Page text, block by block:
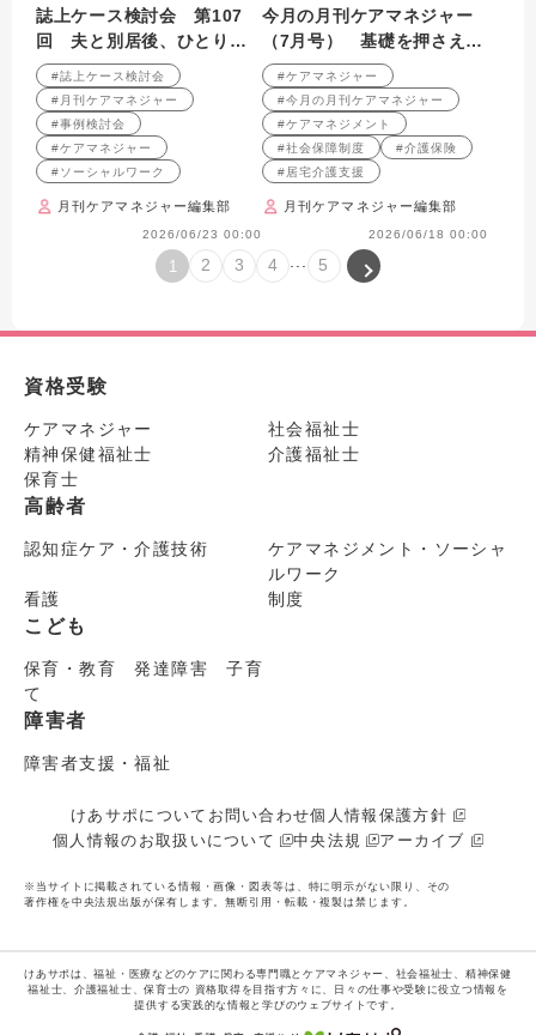
誌上ケース検討会 第107
回 夫と別居後、ひとり暮
らしを続ける高齢女性への
支援を考える （2009年5月
号掲載）
#誌上ケース検討会
#月刊ケアマネジャー
#事例検討会
#ケアマネジャー
#ソーシャルワーク
月刊ケアマネジャー編集部
2026/06/23 00:00
今月の月刊ケアマネジャー
（7月号） 基礎を押さえ
て、実務に活かす 図解! 社
会保障制度
#ケアマネジャー
#今月の月刊ケアマネジャー
#ケアマネジメント
#社会保障制度
#介護保険
#居宅介護支援
月刊ケアマネジャー編集部
2026/06/18 00:00
1 2 3 4 5
資格受験
ケアマネジャー
社会福祉士
精神保健福祉士
介護福祉士
保育士
高齢者
認知症ケア・介護技術
ケアマネジメント・ソーシャ
ルワーク
看護
制度
こども
保育・教育 発達障害 子育
て
障害者
障害者支援・福祉
けあサポについて お問い合わせ個人情報保護方針
個人情報のお取扱いについて
中央法規 アーカイブ
※当サイトに掲載されている情報・画像・図表等は、特に明示がない限り、その
著作権を中央法規出版が保有します。無断引用・転載・複製は禁じます。
けあサポは、福祉・医療などのケアに関わる専門職とケアマネジャー、社会福祉士、精神保健
福祉士、介護福祉士、保育士の 資格取得を目指す方々に、日々の仕事や受験に役立つ情報を
提供する実践的な情報と学びのウェブサイトです。